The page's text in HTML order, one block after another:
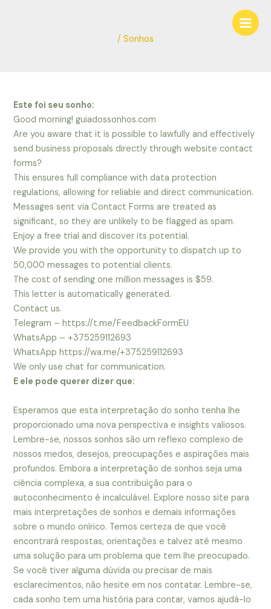
Main
/ Sonhos
Este foi seu sonho:
Good morning! guiadossonhos.com
Are you aware that it is possible to lawfully and effectively
send business proposals directly through website contact
forms?
This ensures full compliance with data protection
regulations, allowing for reliable and direct communication.
Messages sent via Contact Forms are treated as
significant, so they are unlikely to be flagged as spam.
Enjoy a free trial and discover its potential.
We provide you with the opportunity to dispatch up to
50,000 messages to potential clients.
The cost of sending one million messages is $59.
This letter is automatically generated.
Contact us.
Telegram – https://t.me/FeedbackFormEU
WhatsApp – +375259112693
WhatsApp https://wa.me/+375259112693
We only use chat for communication.
E ele pode querer dizer que:
Esperamos que esta interpretação do sonho tenha lhe
proporcionado uma nova perspectiva e insights valiosos.
Lembre-se, nossos sonhos são um reflexo complexo de
nossos medos, desejos, preocupações e aspirações mais
profundos. Embora a interpretação de sonhos seja uma
ciência complexa, a sua contribuição para o
autoconhecimento é incalculável. Explore nosso site para
mais interpretações de sonhos e demais informações
sobre o mundo onírico. Temos certeza de que você
encontrará respostas, orientações e talvez até mesmo
uma solução para um problema que tem lhe preocupado.
Se você tiver alguma dúvida ou precisar de mais
esclarecimentos, não hesite em nos contatar. Lembre-se,
cada sonho tem uma história para contar, vamos ajudá-lo